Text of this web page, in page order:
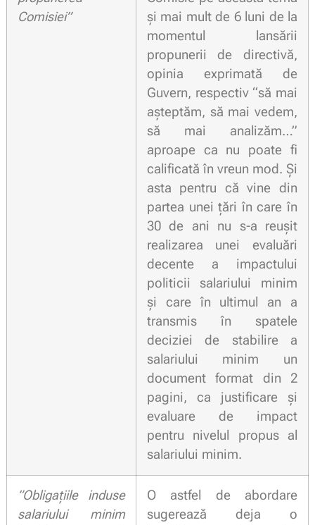
Comisiei”
și mai mult de 6 luni de la
momentul lansării
propunerii de directivă,
opinia exprimată de
Guvern, respectiv “să mai
așteptăm, să mai vedem,
să mai analizăm…”
aproape ca nu poate fi
calificată în vreun mod. Și
asta pentru că vine din
partea unei țări în care în
30 de ani nu s-a reușit
realizarea unei evaluări
decente a impactului
politicii salariului minim
și care în ultimul an a
transmis în spatele
deciziei de stabilire a
salariului minim un
document format din 2
pagini, ca justificare și
evaluare de impact
pentru nivelul propus al
salariului minim.
”Obligațiile induse
salariului minim
O astfel de abordare
sugerează deja o